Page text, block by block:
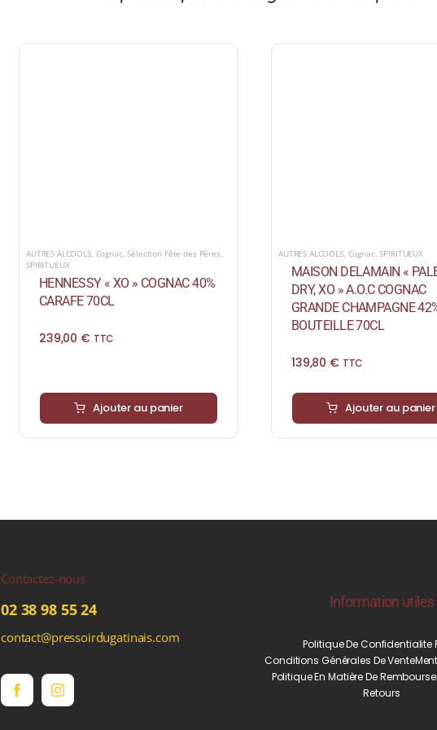
AUTRES ALCOOLS, Cognac ,Sélection Fête des Pères
SPIRITUEUX
HENNESSY « XO » COGNAC 40%
CARAFE 70CL
239,00 € TTC
Ajouter au panier
AUTRES ALCOOLS, Cognac ,SPIRITUEUX
MAISON DELAMAIN «
DRY, XO » A.O.C COGNAC
GRANDE CHAMPAGNE
BOUTEILLE 70CL
139,80 € TTC
Ajouter au panier
Contactez-nous
02 38 98 55 24
contact@pressoirdugatinais.com
Information utiles
Politique De Confidentialite
Conditions Générales De Vente
Politique En Matière De
Retours